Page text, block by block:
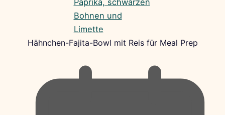
Hähnchen-Fajita-Bowl mit Reis für Meal Prep